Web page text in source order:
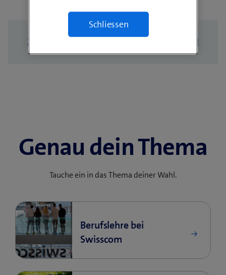
Zur Übersicht Zum nächsten Profil
Genau dein Thema
Tauche ein in das Thema deiner Wahl.
Schliessen